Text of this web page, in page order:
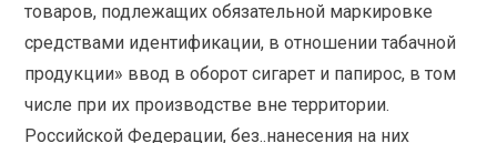
товаров, подлежащих обязательной маркировке
средствами идентификации, в отношении табачной
продукции» ввод в оборот сигарет и папирос, в том
числе при их производстве вне территории.
Российской Федерации, без..нанесения на них